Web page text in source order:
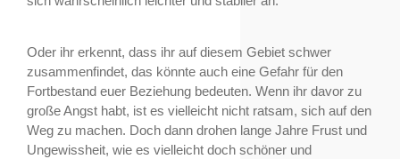
Oder ihr erkennt, dass ihr auf diesem Gebiet schwer
zusammenfindet, das könnte auch eine Gefahr für den
Fortbestand euer Beziehung bedeuten. Wenn ihr davor zu
große Angst habt, ist es vielleicht nicht ratsam, sich auf den
Weg zu machen. Doch dann drohen lange Jahre Frust und
Ungewissheit, wie es vielleicht doch schöner und